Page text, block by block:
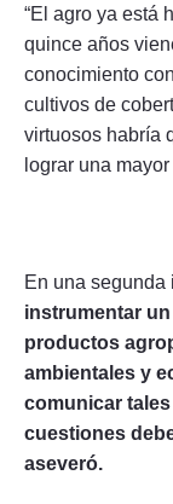
“El agro ya está
quince años
conocimiento
cultivos de
virtuosos habría
lograr una
En una segunda
instrumentar
productos
ambientales y
comunicar
cuestiones
aseveró.